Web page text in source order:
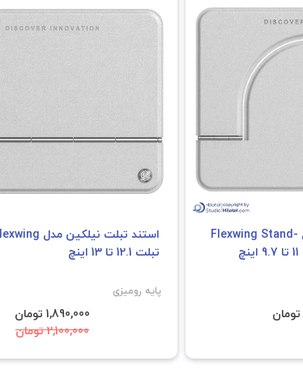
استند تبلت نیلکین مدل Flexwing Stand-
تبلت 12.1 تا 13 اینچ
پایه رومیزی
1,890,000 تومان
2,100,000 تومان